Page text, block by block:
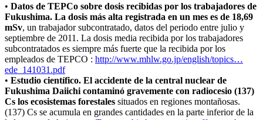
• Datos de TEPCo sobre dosis recibidas por los trabajadores de
Fukushima. La dosis más alta registrada en un mes es de 18,69
mSv, un trabajador subcontratado, datos del periodo entre julio y
septiembre de 2011. La dosis media recibida por los trabajadores
subcontratados es siempre más fuerte que la recibida por los
empleados de TEPCO : http://www.mhlw.go.jp/english/topics…
ede_141031.pdf
• Estudio científico. El accidente de la central nuclear de
Fukushima Daiichi contaminó gravemente con radiocesio (137)
Cs los ecosistemas forestales situados en regiones montañosas.
(137) Cs se acumula en grandes cantidades en la parte inferior de la